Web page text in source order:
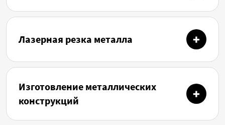
Лазерная резка металла
Изготовление металлических
конструкций